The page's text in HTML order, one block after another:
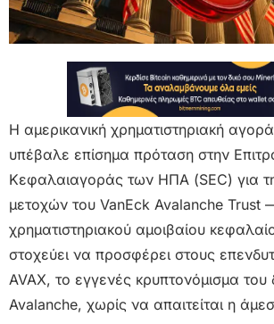
Η αμερικανική χρηματιστηριακή
υπέβαλε επίσημα πρόταση στην
Κεφαλαιαγοράς των ΗΠΑ (SEC) για
μετοχών του VanEck Avalanche Trust
χρηματιστηριακού αμοιβαίου
στοχεύει να προσφέρει στους
AVAX, το εγγενές κρυπτονόμισμα του
Avalanche, χωρίς να απαιτείται η